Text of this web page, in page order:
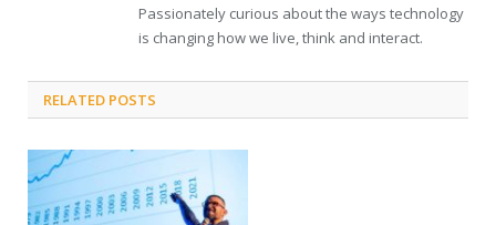
Passionately curious about the ways technology
is changing how we live, think and interact.
RELATED POSTS